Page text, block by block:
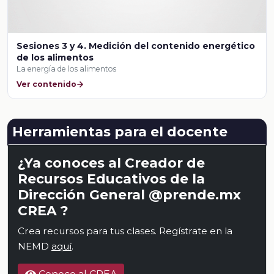
Sesiones 3 y 4. Medición del contenido energético
de los alimentos
La energía de los alimentos
Ver contenido
Herramientas para el docente
¿Ya conoces al Creador de
Recursos Educativos de la
Dirección General @prende.mx
CREA ?
Crea recursos para tus clases. Regístrate en la
NEMD aquí.